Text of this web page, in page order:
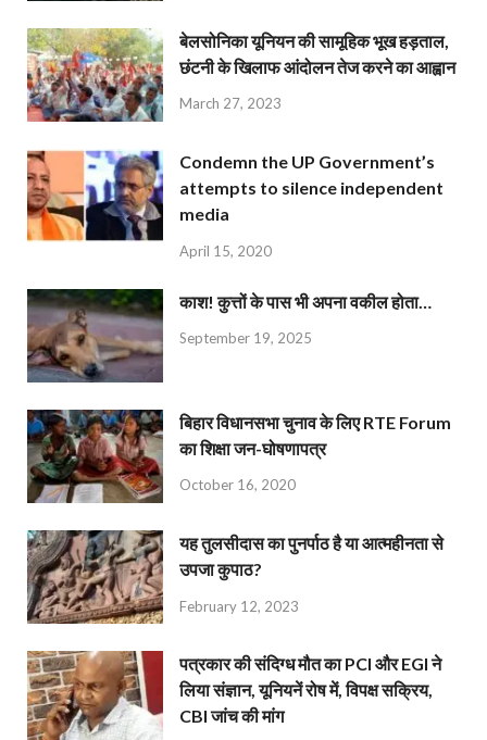
बेलसोनिका यूनियन की सामूहिक भूख हड़ताल,
छंटनी के खिलाफ आंदोलन तेज करने का आह्वान
March 27, 2023
Condemn the UP Government’s
attempts to silence independent
media
April 15, 2020
काश! कुत्तों के पास भी अपना वकील होता…
September 19, 2025
बिहार विधानसभा चुनाव के लिए RTE Forum
का शिक्षा जन-घोषणापत्र
October 16, 2020
यह तुलसीदास का पुनर्पाठ है या आत्महीनता से
उपजा कुपाठ?
February 12, 2023
पत्रकार की संदिग्ध मौत का PCI और EGI ने
लिया संज्ञान, यूनियनें रोष में, विपक्ष सक्रिय,
CBI जांच की मांग